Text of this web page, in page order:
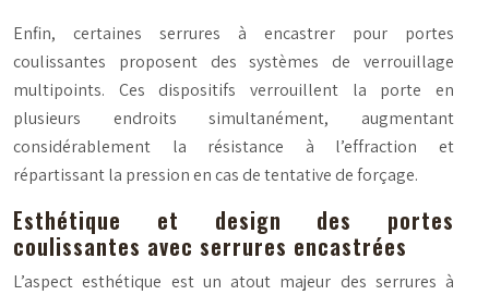
Enfin, certaines serrures à encastrer pour portes
coulissantes proposent des systèmes de verrouillage
multipoints. Ces dispositifs verrouillent la porte en
plusieurs endroits simultanément, augmentant
considérablement la résistance à l’effraction et
répartissant la pression en cas de tentative de forçage.
Esthétique et design des portes
coulissantes avec serrures encastrées
L’aspect esthétique est un atout majeur des serrures à